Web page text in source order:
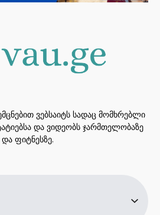
ვებსაიტს სადაც მომხრებლი
და ვიდეობს ჯარმთელობაზე
და ფიტნესზე.